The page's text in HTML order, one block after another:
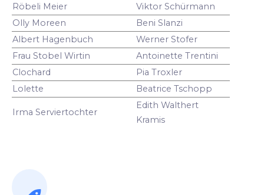
Röbeli Meier
Viktor Schürmann
Olly Moreen
Beni Slanzi
Albert Hagenbuch
Werner Stofer
Frau Stobel Wirtin
Antoinette Trentini
Clochard
Pia Troxler
Lolette
Beatrice Tschopp
Irma Serviertochter
Edith Walthert
Kramis